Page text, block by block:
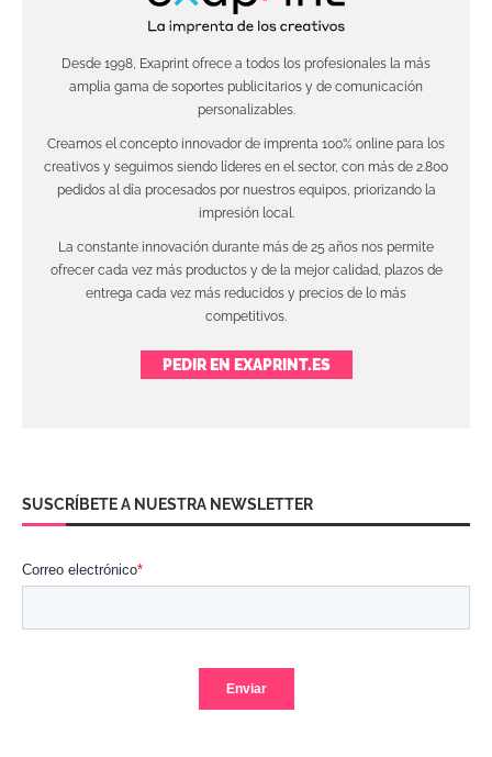
Desde 1998, Exaprint ofrece a todos los profesionales la más
amplia gama de soportes publicitarios y de comunicación
personalizables.
Creamos el concepto innovador de imprenta 100% online para los
creativos y seguimos siendo líderes en el sector, con más de 2.800
pedidos al día procesados por nuestros equipos, priorizando la
impresión local.
La constante innovación durante más de 25 años nos permite
ofrecer cada vez más productos y de la mejor calidad, plazos de
entrega cada vez más reducidos y precios de lo más
competitivos.
PEDIR EN EXAPRINT.ES
SUSCRÍBETE A NUESTRA NEWSLETTER